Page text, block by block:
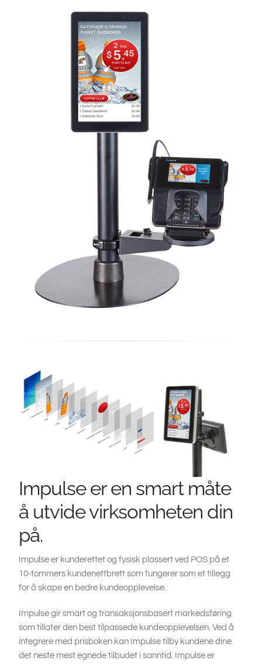
Impulse er en smart måte
å utvide virksomheten din
på.
Impulse er kunderettet og fysisk plassert ved POS på et
10-tommers kundenettbrett som fungerer som et tillegg
for å skape en bedre kundeopplevelse.
Impulse gir smart og transaksjonsbasert markedsføring
som tillater den best tilpassede kundeopplevelsen. Ved å
integrere med prisboken kan Impulse tilby kundene dine
det neste mest egnede tilbudet i sanntid. Impulse er